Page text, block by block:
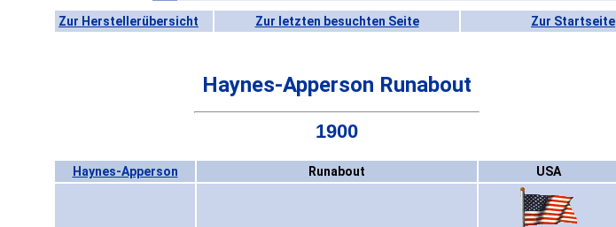
Zur Herstellerübersicht Zur letzten besuchten Seite Zur Startseite
Haynes-Apperson Runabout
1900
Haynes-Apperson Runabout USA